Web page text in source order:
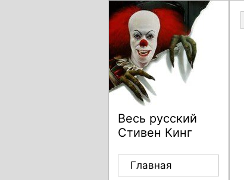
Весь русский
Стивен Кинг
Главная